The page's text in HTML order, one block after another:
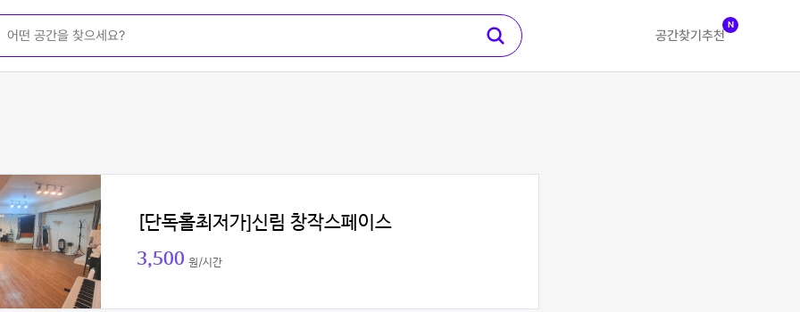
공간찾기 추천
N
[단독홀최저가]신림 창작스페이스
3,500 원/시간